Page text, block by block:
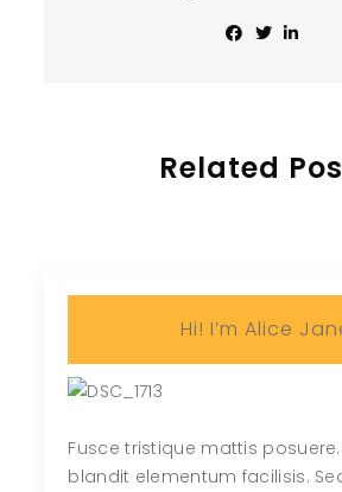
Related
Hi! I’m Alice
Fusce tristique mattis
blandit elementum facilisis.